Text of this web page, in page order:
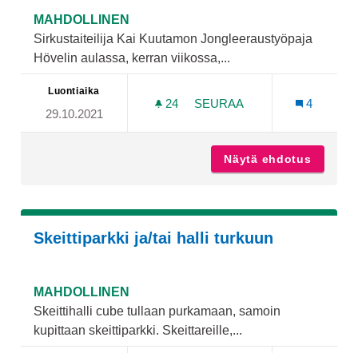
MAHDOLLINEN
Sirkustaiteilija Kai Kuutamon Jongleeraustyöpaja
Hövelin aulassa, kerran viikossa,...
Luontiaika
29.10.2021
24 24 SEURAAJAA
SEURAA
4
Näytä ehdotus
Skeittiparkki ja/tai halli turkuun
MAHDOLLINEN
Skeittihalli cube tullaan purkamaan, samoin
kupittaan skeittiparkki. Skeittareille,...